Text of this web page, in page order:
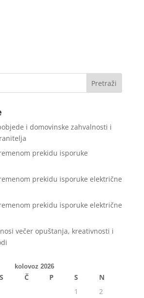
i domovinske zahvalnosti i
prekidu isporuke
prekidu isporuke električne
prekidu isporuke električne
večer opuštanja, kreativnosti i
kolovoz 2026
S Č P S
N
1
2